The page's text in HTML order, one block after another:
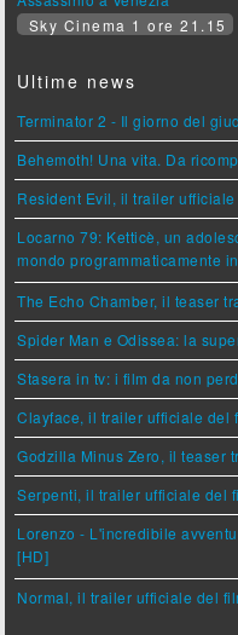
Sky Cinema 1 ore 21.15
Ultime news
Terminator 2 - Il giorno del
Behemoth! Una vita. Da
Resident Evil, il trailer
Locarno 79: Ketticè, un
mondo programmaticamente
The Echo Chamber, il teaser
Spider Man e Odissea: la
Stasera in tv: i film da non
Clayface, il trailer ufficiale del
Godzilla Minus Zero, il teaser
Serpenti, il trailer ufficiale del
Lorenzo - L'incredibile
[HD]
Normal, il trailer ufficiale del